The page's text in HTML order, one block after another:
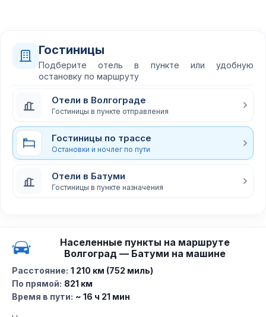
Гостиницы
Подберите отель в пункте или удобную
остановку по маршруту
Отели в Волгограде
Гостиницы в пункте отправления
Гостиницы по трассе
Остановки и ночлег по пути
Отели в Батуми
Гостиницы в пункте назначения
Населенные пункты на маршруте
Волгоград — Батуми на машине
Расстояние: 1 210 км (752 миль)
По прямой: 821 км
Время в пути: ~ 16 ч 21 мин